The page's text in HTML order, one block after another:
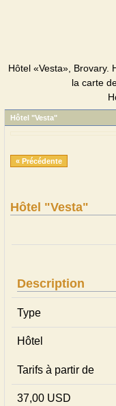
Hôtel «Vesta», Brovary.
la carte
Hôtel "Vesta"
« Précédente
Hôtel "Vesta"
Description
Type
Hôtel
Tarifs à partir de
37,00 USD